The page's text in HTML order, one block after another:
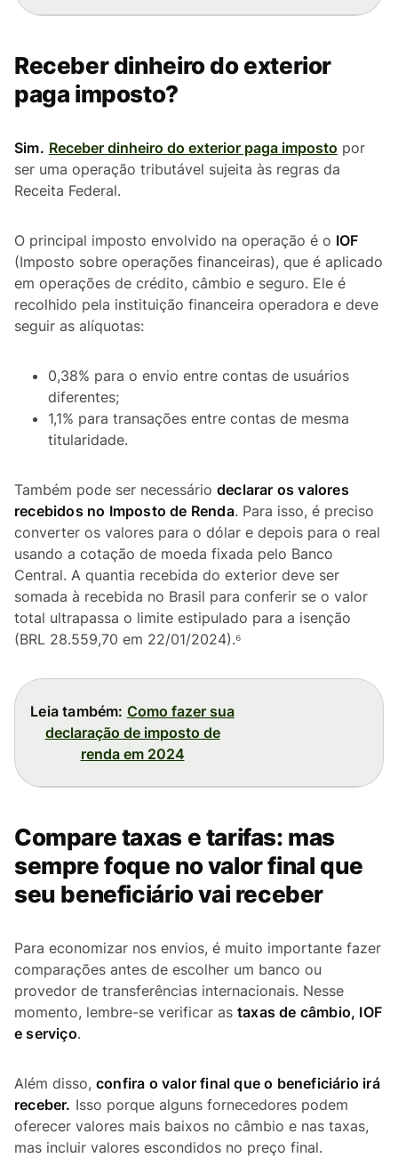
Receber dinheiro do exterior
paga imposto?
Sim. Receber dinheiro do exterior paga imposto por
ser uma operação tributável sujeita às regras da
Receita Federal.
O principal imposto envolvido na operação é o IOF
(Imposto sobre operações financeiras), que é aplicado
em operações de crédito, câmbio e seguro. Ele é
recolhido pela instituição financeira operadora e deve
seguir as alíquotas:
0,38% para o envio entre contas de usuários
diferentes;
1,1% para transações entre contas de mesma
titularidade.
Também pode ser necessário declarar os valores
recebidos no Imposto de Renda. Para isso, é preciso
converter os valores para o dólar e depois para o real
usando a cotação de moeda fixada pelo Banco
Central. A quantia recebida do exterior deve ser
somada à recebida no Brasil para conferir se o valor
total ultrapassa o limite estipulado para a isenção
(BRL 28.559,70 em 22/01/2024).⁶
Leia também: Como fazer sua
declaração de imposto de
renda em 2024
Compare taxas e tarifas: mas
sempre foque no valor final que
seu beneficiário vai receber
Para economizar nos envios, é muito importante fazer
comparações antes de escolher um banco ou
provedor de transferências internacionais. Nesse
momento, lembre-se verificar as taxas de câmbio, IOF
e serviço.
Além disso, confira o valor final que o beneficiário irá
receber. Isso porque alguns fornecedores podem
oferecer valores mais baixos no câmbio e nas taxas,
mas incluir valores escondidos no preço final.